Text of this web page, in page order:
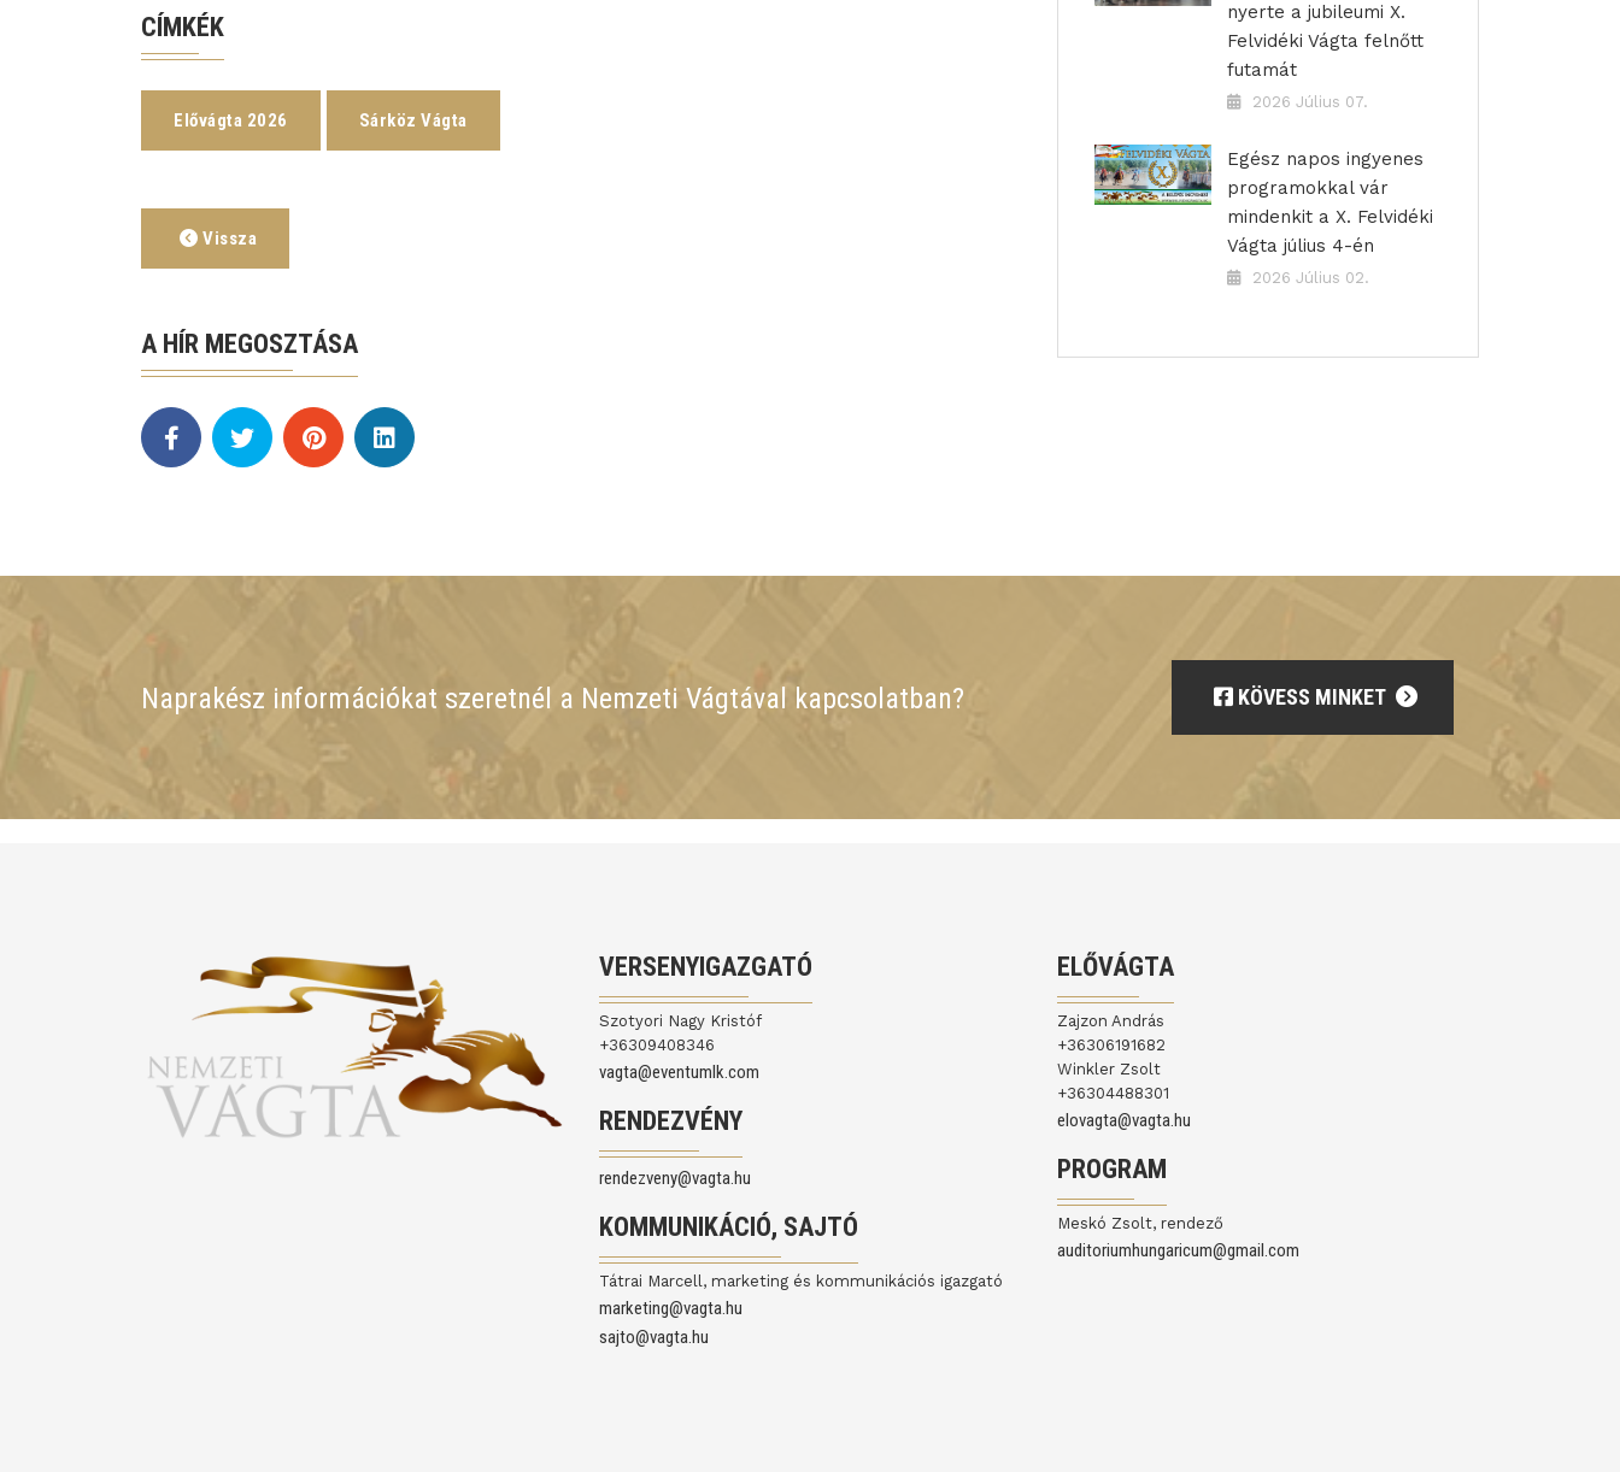
CÍMKÉK
Elővágta 2026 Sárköz Vágta
Vissza
A HÍR MEGOSZTÁSA
nyerte a jubileumi X.
Felvidéki Vágta felnőtt
futamát
2026 Július 07.
Egész napos ingyenes
programokkal vár
mindenkit a X. Felvidéki
Vágta július 4-én
2026 Július 02.
Naprakész információkat szeretnél a Nemzeti Vágtával kapcsolatban? KÖVESS MINKET
VERSENYIGAZGATÓ
Szotyori Nagy Kristóf
+36309408346
vagta@eventumlk.com
RENDEZVÉNY
rendezveny@vagta.hu
KOMMUNIKÁCIÓ, SAJTÓ
Tátrai Marcell, marketing és kommunikációs igazgató
marketing@vagta.hu
sajto@vagta.hu
ELŐVÁGTA
Zajzon András
+36306191682
Winkler Zsolt
+36304488301
elovagta@vagta.hu
PROGRAM
Meskó Zsolt, rendező
auditoriumhungaricum@gmail.com